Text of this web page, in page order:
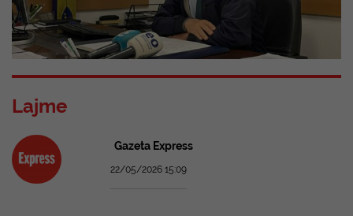
Lajme
Gazeta Express
22/05/2026 15:09